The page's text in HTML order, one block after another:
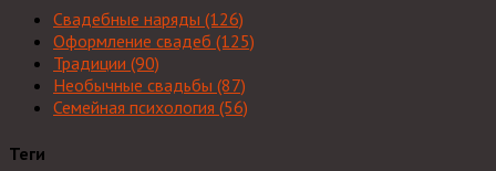
Свадебные наряды (126)
Оформление свадеб (125)
Традиции (90)
Необычные свадьбы (87)
Семейная психология (56)
Теги